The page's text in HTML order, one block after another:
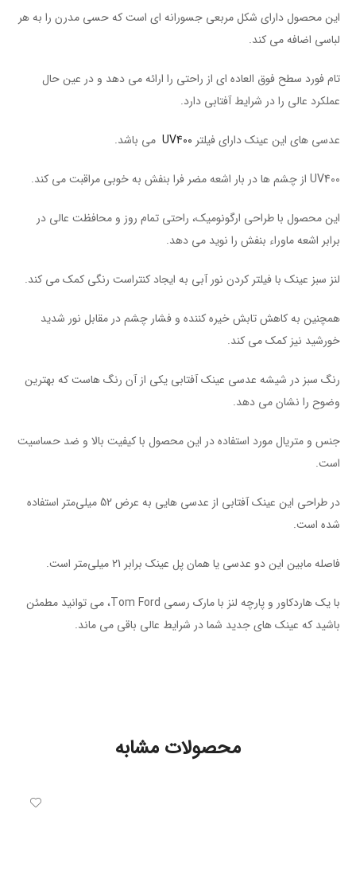
این محصول دارای شکل مربعی جسورانه ای است که حسی مدرن را به هر
لباسی اضافه می کند.
تام فورد سطح فوق العاده ای از راحتی را ارائه می دهد و در عین حال
عملکرد عالی را در شرایط آفتابی دارد.
عدسی های این عینک دارای فیلتر UV400 می باشد.
UV400 از چشم ها در بار اشعه مضر فرا بنفش به خوبی مراقبت می کند.
این محصول با طراحی ارگونومیک، راحتی تمام روز و محافظت عالی در
برابر اشعه ماوراء بنفش را نوید می دهد.
لنز سبز عینک با فیلتر کردن نور آبی به ایجاد کنتراست رنگی کمک می کند.
همچنین به کاهش تابش خیره کننده و فشار چشم در مقابل نور شدید
خورشید نیز کمک می کند.
رنگ سبز در شیشه عدسی عینک آفتابی یکی از آن رنگ هاست که بهترین
وضوح را نشان می دهد.
جنس و متریال مورد استفاده در این محصول با کیفیت بالا و ضد حساسیت
است.
در طراحی این عینک آفتابی از عدسی هایی به عرض 52 میلی‌متر استفاده
شده است.
فاصله مابین این دو عدسی یا همان پل عینک برابر 21 میلی‌متر است.
با یک هاردکاور و پارچه لنز با مارک رسمی Tom Ford، می توانید مطمئن
باشید که عینک های جدید شما در شرایط عالی باقی می ماند.
محصولات مشابه